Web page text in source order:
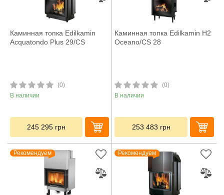
Каминная топка Edilkamin
Acquatondo Plus 29/CS
(0)
В наличии
245 295 грн
Каминная топка Edilkamin H2
Oceano/CS 28
(0)
В наличии
253 483 грн
Рекомендуем Рекомендуем